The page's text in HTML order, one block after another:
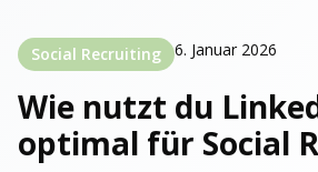
Social Recruiting 6. Januar 2026
Wie nutzt du
optimal für Social